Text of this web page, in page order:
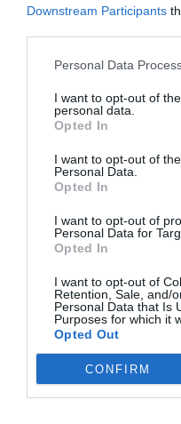
Downstream Participants
Personal Data
I want to opt-out of
personal data.
Opted In
I want to opt-out of
Personal Data.
Opted In
I want to opt-out of
Personal Data for
Opted In
I want to opt-out of
Retention, Sale, and/
Personal Data that Is
Purposes for which it
Opted Out
CONFIRM
por Redacción
Artículos anteriores
Enormes minucias
Nokia, Ericsson...
son las patentes